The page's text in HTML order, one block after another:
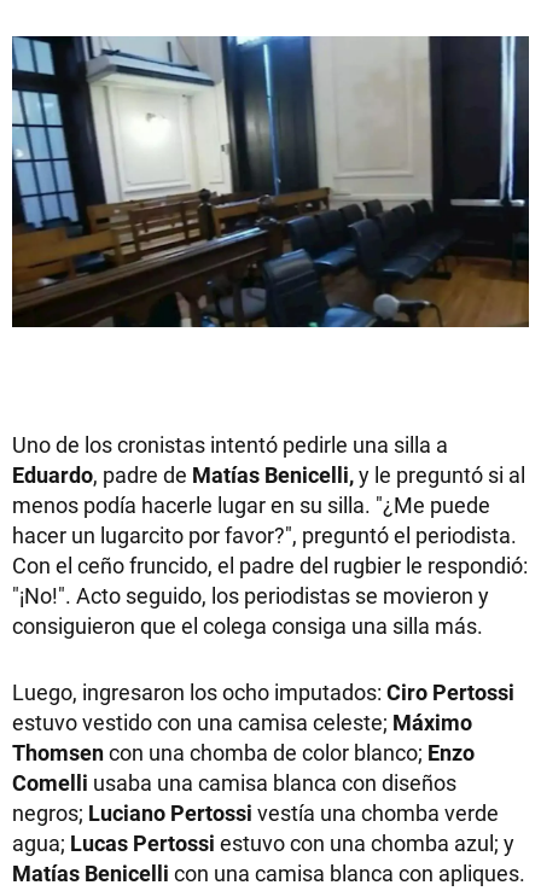
Uno de los cronistas intentó pedirle una silla a
Eduardo, padre de Matías Benicelli,y le preguntó si al
menos podía hacerle lugar en su silla. "¿Me puede
hacer un lugarcito por favor?", preguntó el periodista.
Con el ceño fruncido, el padre del rugbier le respondió:
"¡No!". Acto seguido, los periodistas se movieron y
consiguieron que el colega consiga una silla más.
Luego, ingresaron los ocho imputados: Ciro Pertossi
estuvo vestido con una camisa celeste; Máximo
Thomsencon una chomba de color blanco; Enzo
Comelli usaba una camisa blanca con diseños
negros; Luciano Pertossi vestía una chomba verde
agua; Lucas Pertossi estuvo con una chomba azul; y
Matías Benicelli con una camisa blanca con apliques.